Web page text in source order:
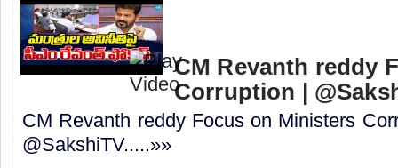
CM Revanth reddy
Corruption |
CM Revanth reddy Focus on Ministers
@SakshiTV.....»»